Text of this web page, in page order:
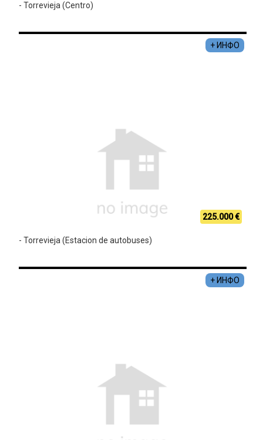
- Torrevieja (Centro)
+ ИНФО
225.000 €
- Torrevieja (Estacion de autobuses)
+ ИНФО